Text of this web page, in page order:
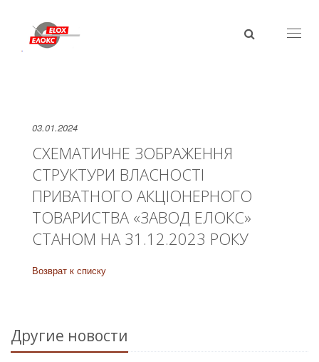
03.01.2024
СХЕМАТИЧНЕ ЗОБРАЖЕННЯ
СТРУКТУРИ ВЛАСНОСТI
ПРИВАТНОГО АКЦIОНЕРНОГО
ТОВАРИСТВА «ЗАВОД ЕЛОКС»
СТАНОМ НА 31.12.2023 РОКУ
Возврат к списку
Другие новости